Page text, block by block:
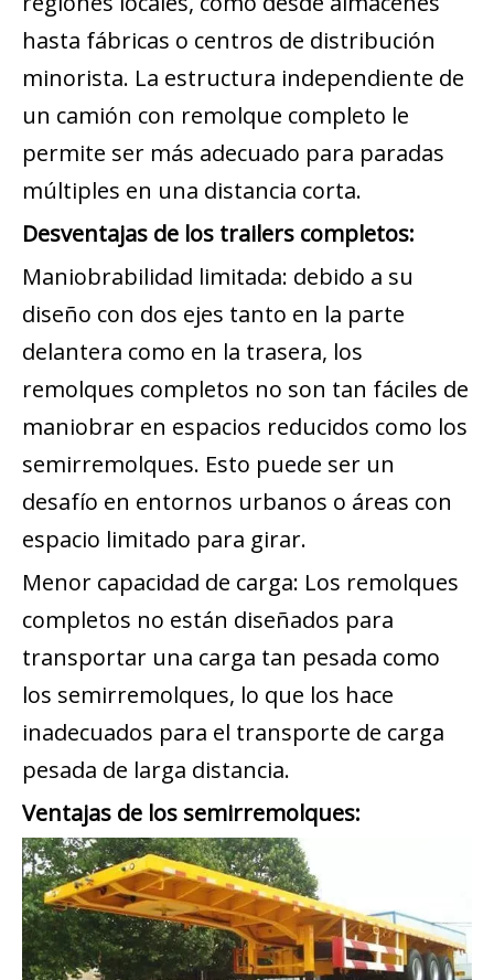
hasta fábricas o centros de distribución
minorista. La estructura independiente de
un camión con remolque completo le
permite ser más adecuado para paradas
múltiples en una distancia corta.
Desventajas de los trailers completos:
Maniobrabilidad limitada: debido a su
diseño con dos ejes tanto en la parte
delantera como en la trasera, los
remolques completos no son tan fáciles de
maniobrar en espacios reducidos como los
semirremolques. Esto puede ser un
desafío en entornos urbanos o áreas con
espacio limitado para girar.
Menor capacidad de carga: Los remolques
completos no están diseñados para
transportar una carga tan pesada como
los semirremolques, lo que los hace
inadecuados para el transporte de carga
pesada de larga distancia.
Ventajas de los semirremolques: